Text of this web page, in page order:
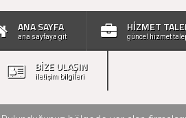
ANA SAYFA
ana sayfaya git
HİZMET
güncel hizmet
BİZE ULAŞIN
iletişim bilgileri